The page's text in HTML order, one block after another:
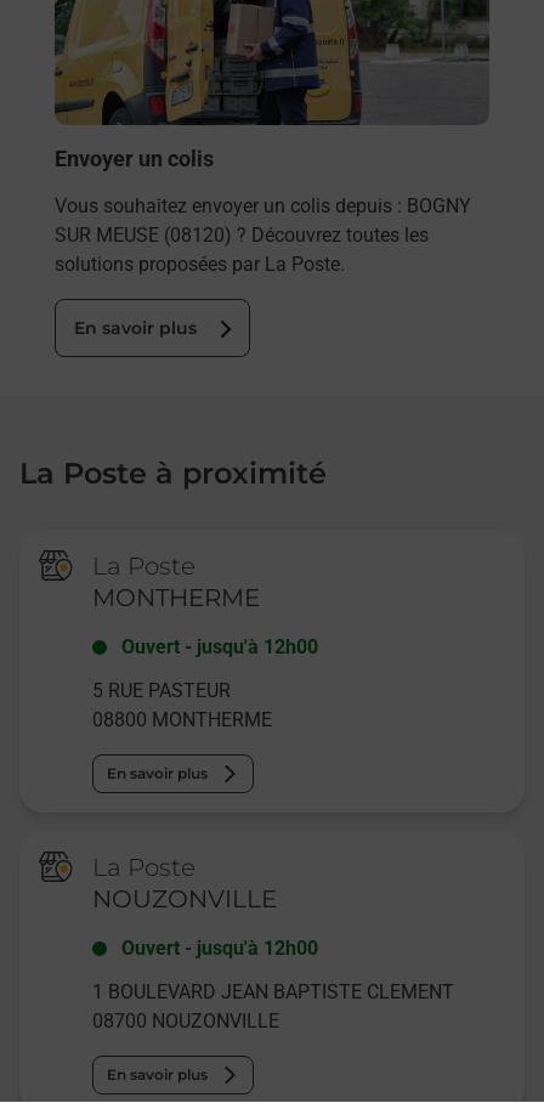
Envoyer un colis
Vous souhaitez envoyer un colis depuis : BOGNY
SUR MEUSE (08120) ? Découvrez toutes les
solutions proposées par La Poste.
En savoir plus
La Poste à proximité
La Poste
MONTHERME
Ouvert - jusqu'à 12h00
5 RUE PASTEUR
08800 MONTHERME
En savoir plus
La Poste
NOUZONVILLE
Ouvert - jusqu'à 12h00
1 BOULEVARD JEAN BAPTISTE CLEMENT
08700 NOUZONVILLE
En savoir plus